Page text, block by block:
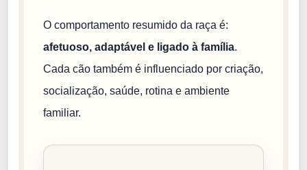
O comportamento resumido da raça é:
afetuoso, adaptável e ligado à família.
Cada cão também é influenciado por criação,
socialização, saúde, rotina e ambiente
familiar.